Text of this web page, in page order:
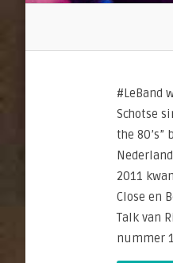
#LeBand
Schotse
the
2011
Close en
Talk van
nummer